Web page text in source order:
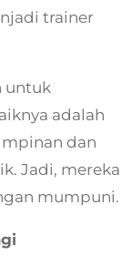
trainer
untuk
adalah
dan
Jadi, mereka
mumpuni.